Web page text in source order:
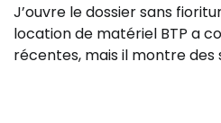
J’ouvre le dossier sans
location de matériel BTP a
récentes, mais il montre des